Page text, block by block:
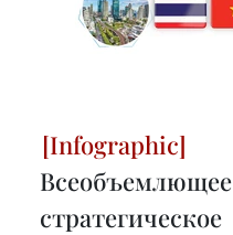
Всеобъемлющее
стратегическое